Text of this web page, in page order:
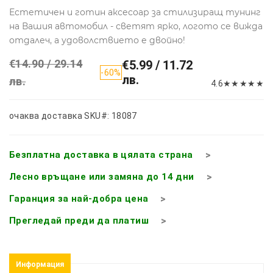
Естетичен и готин аксесоар за стилизиращ тунинг
на Вашия автомобил - светят ярко, логото се вижда
отдалеч, а удоволствието е двойно!
€14.90 / 29.14
лв.
-60%€5.99 / 11.72
лв.
4.6★★ ★★ ★
очаква доставка SKU#: 18087
Безплатна доставка в цялата страна
Лесно връщане или замяна до 14 дни
Гаранция за най-добра цена
Прегледай преди да платиш
Информация